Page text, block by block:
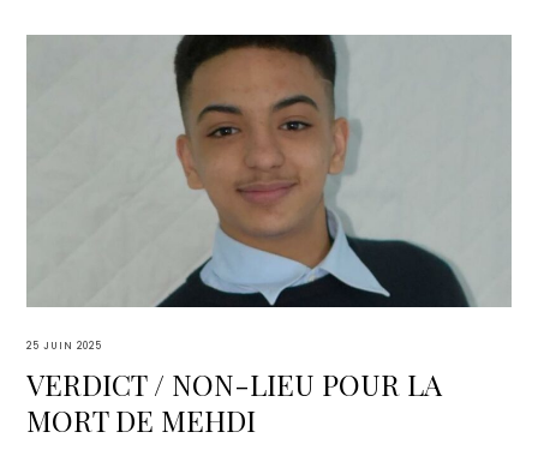
25 JUIN 2025
VERDICT / NON-LIEU POUR LA
MORT DE MEHDI